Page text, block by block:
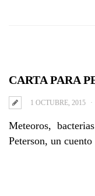
CARTA PARA
1 OCTUBRE, 2015
Meteoros,
Peterson, un cuento